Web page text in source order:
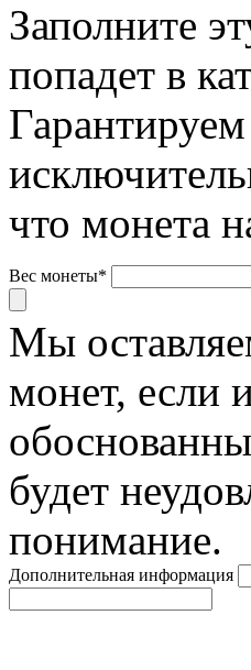
Заполните
попадет в
что монета
Вес монеты*
Мы
монет, если
будет
понимание.
Дополнительная информация